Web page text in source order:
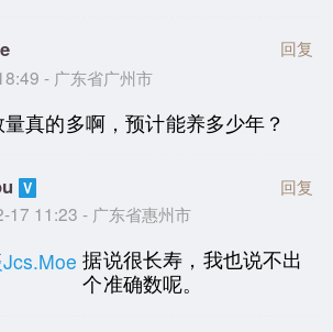
- 广东省广州市
回复
真的多啊，预计能养多少年？
17 11:23 - 广东省惠州市
回复
据说很长寿，我也说不出
个准确数呢。